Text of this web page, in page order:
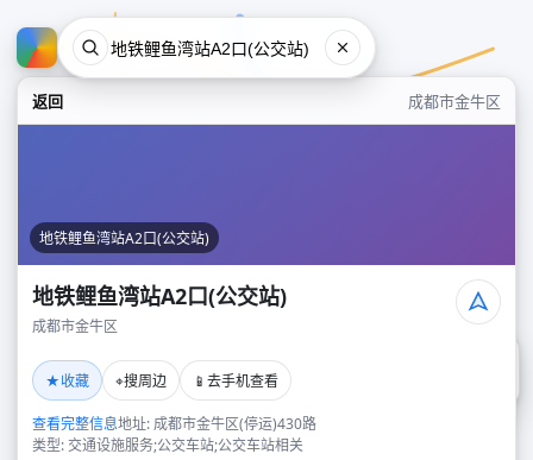
返回 成都市金牛区
地铁鲤鱼湾站A2口(公交站)
地铁鲤鱼湾站A2口(公交站)
成都市金牛区
★收藏 ⌖搜周边 📱 去手机查看
查看完整信息地址: 成都市金牛区(停运)430路
类型: 交通设施服务;公交车站;公交车站相关